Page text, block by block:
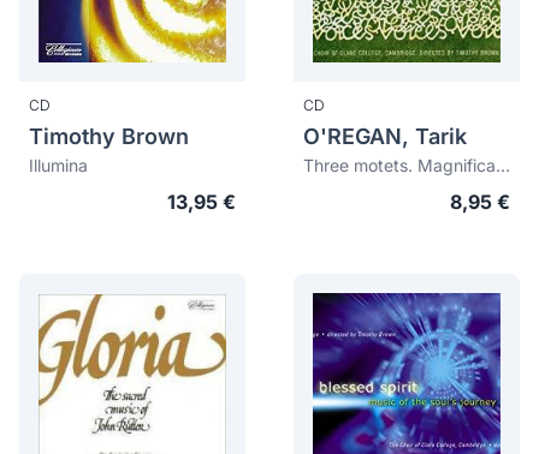
CD
Timothy Brown
Illumina
13,95 €
CD
O'REGAN, Tarik
Three motets. Magnificat & Nunc Dimittis. Two Upper-Voice Settings. Colimaçon
8,95 €